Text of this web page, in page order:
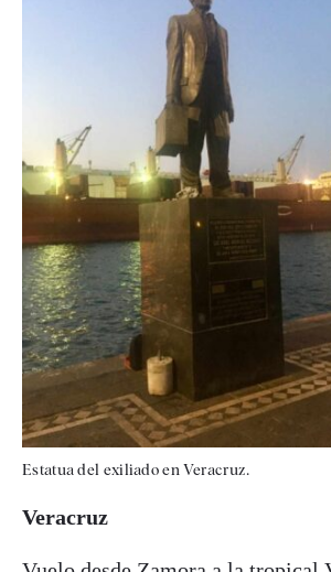
Estatua del exiliado en Veracruz.
Veracruz